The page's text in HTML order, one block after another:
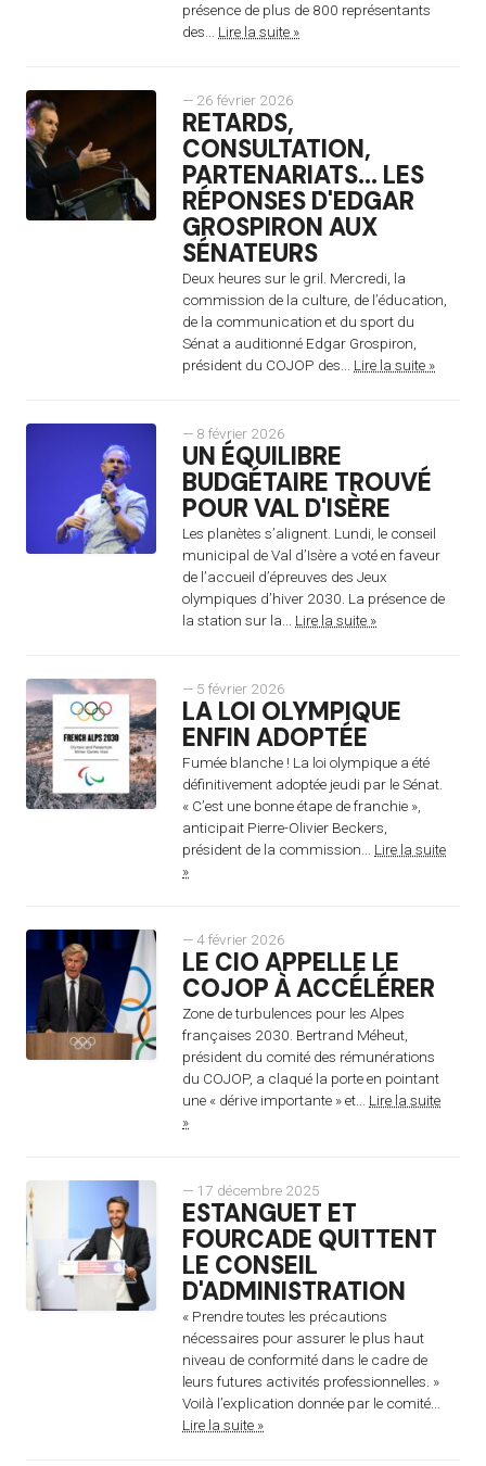
présence de plus de 800 représentants
des... Lire la suite »
— 26 février 2026
RETARDS,
CONSULTATION,
PARTENARIATS... LES
RÉPONSES D'EDGAR
GROSPIRON AUX
SÉNATEURS
Deux heures sur le gril. Mercredi, la
commission de la culture, de l’éducation,
de la communication et du sport du
Sénat a auditionné Edgar Grospiron,
président du COJOP des... Lire la suite »
— 8 février 2026
UN ÉQUILIBRE
BUDGÉTAIRE TROUVÉ
POUR VAL D'ISÈRE
Les planètes s’alignent. Lundi, le conseil
municipal de Val d’Isère a voté en faveur
de l’accueil d’épreuves des Jeux
olympiques d’hiver 2030. La présence de
la station sur la... Lire la suite »
— 5 février 2026
LA LOI OLYMPIQUE
ENFIN ADOPTÉE
Fumée blanche ! La loi olympique a été
définitivement adoptée jeudi par le Sénat.
« C’est une bonne étape de franchie »,
anticipait Pierre-Olivier Beckers,
président de la commission... Lire la suite
»
— 4 février 2026
LE CIO APPELLE LE
COJOP À ACCÉLÉRER
Zone de turbulences pour les Alpes
françaises 2030. Bertrand Méheut,
président du comité des rémunérations
du COJOP, a claqué la porte en pointant
une « dérive importante » et... Lire la suite
»
— 17 décembre 2025
ESTANGUET ET
FOURCADE QUITTENT
LE CONSEIL
D'ADMINISTRATION
« Prendre toutes les précautions
nécessaires pour assurer le plus haut
niveau de conformité dans le cadre de
leurs futures activités professionnelles. »
Voilà l’explication donnée par le comité...
Lire la suite »